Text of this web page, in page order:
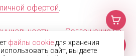
офертой.
Соглашение на
данных
Карта сайта
файлы cookie для хранения
сайт, вы даете